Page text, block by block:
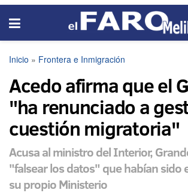
Inicio » Frontera e Inmigración
Acedo afirma que el
"ha renunciado a
cuestión migratoria"
Acusa al ministro del Interior,
"falsear los datos" que habían sido
su propio Ministerio